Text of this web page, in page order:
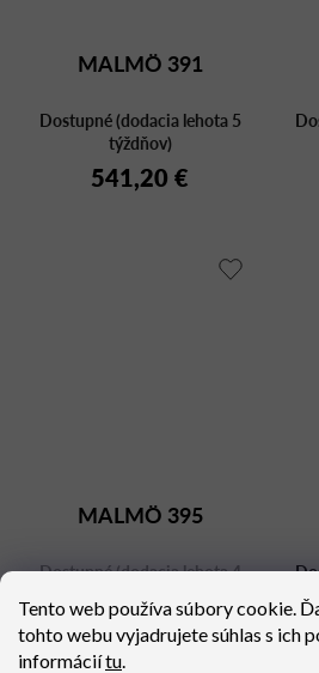
Tento web používa súbory cookie.
tohto webu vyjadrujete súhlas s ich
informáciítu
MALMÖ 391
Dostupné (dodacia lehota 5
týždňov)
541,20 €
MALMÖ 395
Dostupné (dodacia lehota 4
492 €